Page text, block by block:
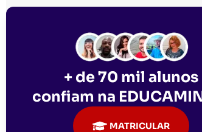
+ de 70 mil alunos
confiam na
MATRICULAR